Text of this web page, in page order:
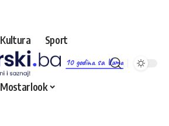
10 godina sa Vama
Kultura Sport
Mostarlook